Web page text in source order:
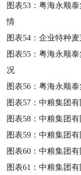
图表53：粤海永顺
情
图表54：企业特种
图表55：粤海永顺
况
图表56：粤海永顺
图表57：中粮集团
图表58：中粮集团
图表59：中粮集团
图表60：中粮集团
图表61：中粮集团